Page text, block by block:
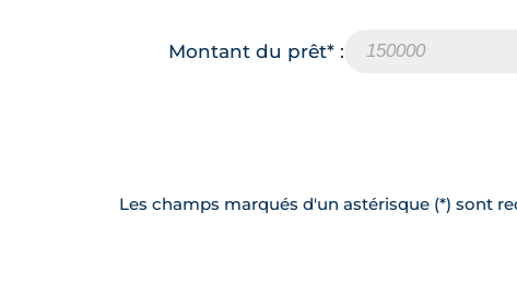
Montant du prêt* :
Les champs marqués d'un astérisque (*) sont